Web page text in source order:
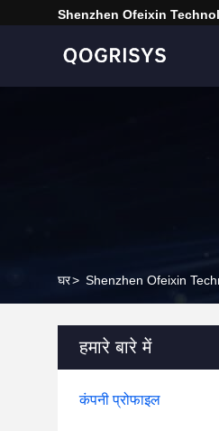
Shenzhen Ofeixin
घर> Shenzhen Ofeixin
हमारे बारे में
कंपनी प्रोफाइल